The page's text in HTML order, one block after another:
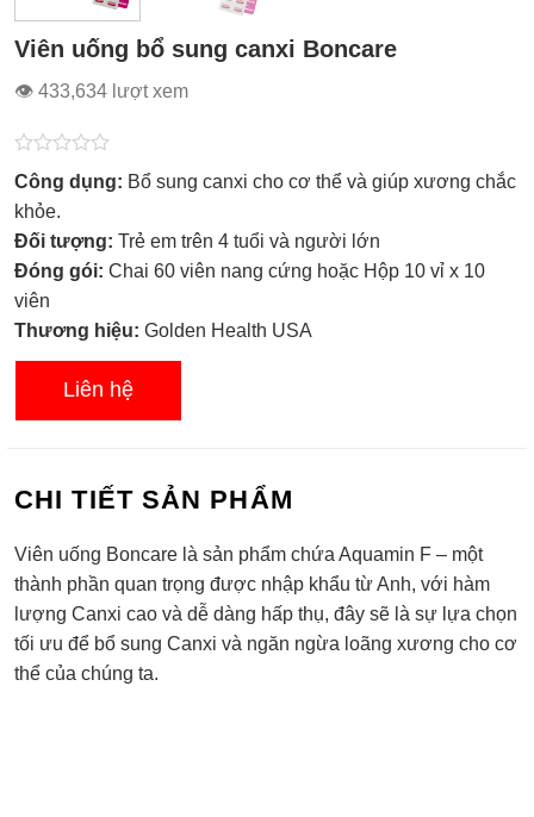
Viên uống bổ sung canxi Boncare
👁 433,634 lượt xem
Được
xếp
hạng
0.0
5
sao
Công dụng: Bổ sung canxi cho cơ thể và giúp xương chắc
khỏe.
Đối tượng: Trẻ em trên 4 tuổi và người lớn
Đóng gói: Chai 60 viên nang cứng hoặc Hộp 10 vỉ x 10
viên
Thương hiệu: Golden Health USA
Liên hệ
CHI TIẾT SẢN PHẨM
Viên uống Boncare là sản phẩm chứa Aquamin F – một
thành phần quan trọng được nhập khẩu từ Anh, với hàm
lượng Canxi cao và dễ dàng hấp thụ, đây sẽ là sự lựa chọn
tối ưu để bổ sung Canxi và ngăn ngừa loãng xương cho cơ
thể của chúng ta.